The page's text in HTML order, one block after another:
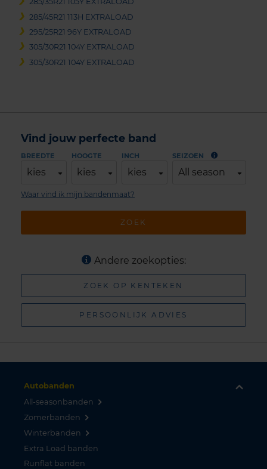
285/45R21 113H EXTRALOAD
295/25R21 96Y EXTRALOAD
305/30R21 104Y EXTRALOAD
305/30R21 104Y EXTRALOAD
Vind jouw perfecte band
BREEDTE
kies
HOOGTE
kies
INCH
kies
SEIZOEN
All season
ZOEK
Waar vind ik mijn bandenmaat?
Andere zoekopties:
ZOEK OP KENTEKEN
PERSOONLIJK ADVIES
Autobanden
All-seasonbanden
Zomerbanden
Winterbanden
Extra Load banden
Runflat banden